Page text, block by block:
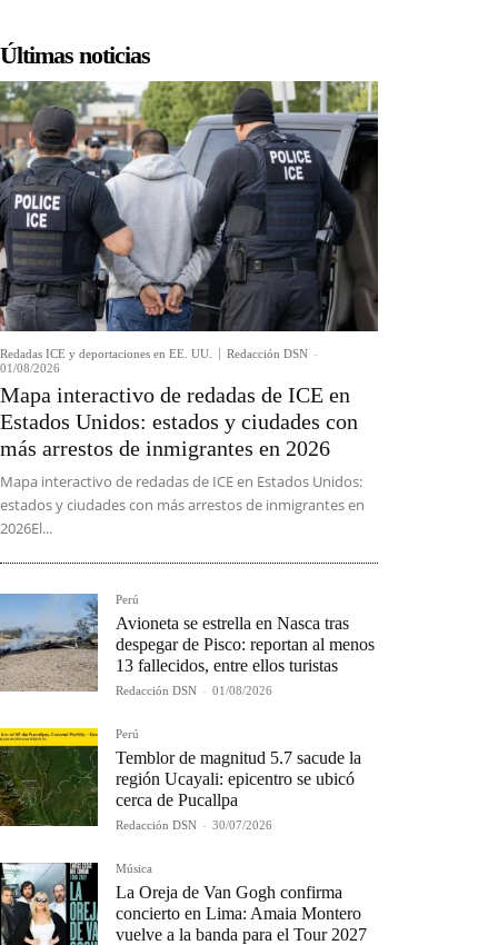
Últimas noticias
Redadas ICE y deportaciones en EE. UU. Redacción DSN -
01/08/2026
Mapa interactivo de redadas de ICE en
Estados Unidos: estados y ciudades con
más arrestos de inmigrantes en 2026
Mapa interactivo de redadas de ICE en Estados Unidos:
estados y ciudades con más arrestos de inmigrantes en
2026El...
Perú
Avioneta se estrella en Nasca tras
despegar de Pisco: reportan al menos
13 fallecidos, entre ellos turistas
Redacción DSN - 01/08/2026
Perú
Temblor de magnitud 5.7 sacude la
región Ucayali: epicentro se ubicó
cerca de Pucallpa
Redacción DSN - 30/07/2026
Música
La Oreja de Van Gogh confirma
concierto en Lima: Amaia Montero
vuelve a la banda para el Tour 2027